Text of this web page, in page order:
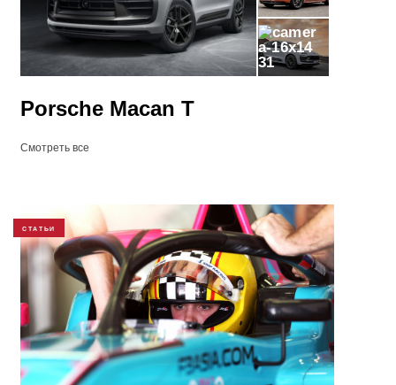
31
Porsche Macan T
Смотреть все
СТАТЬИ